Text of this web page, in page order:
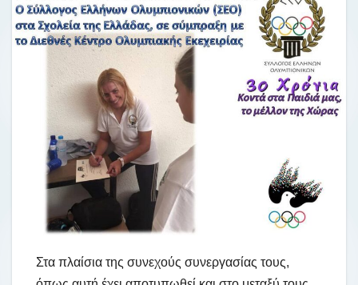
Στα πλαίσια της συνεχούς συνεργασίας τους,